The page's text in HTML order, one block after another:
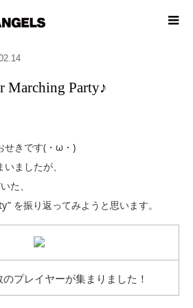
1月11日 Winter Marching Party♪
Party♪
せきです(・ω・)
ましたが、
た、
を振り返ってみようと思います。
プレイヤーが集まりました！